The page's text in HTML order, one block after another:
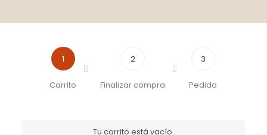
1
Carrito
2
Finalizar compra
3
Pedido
Tu carrito está vacío.